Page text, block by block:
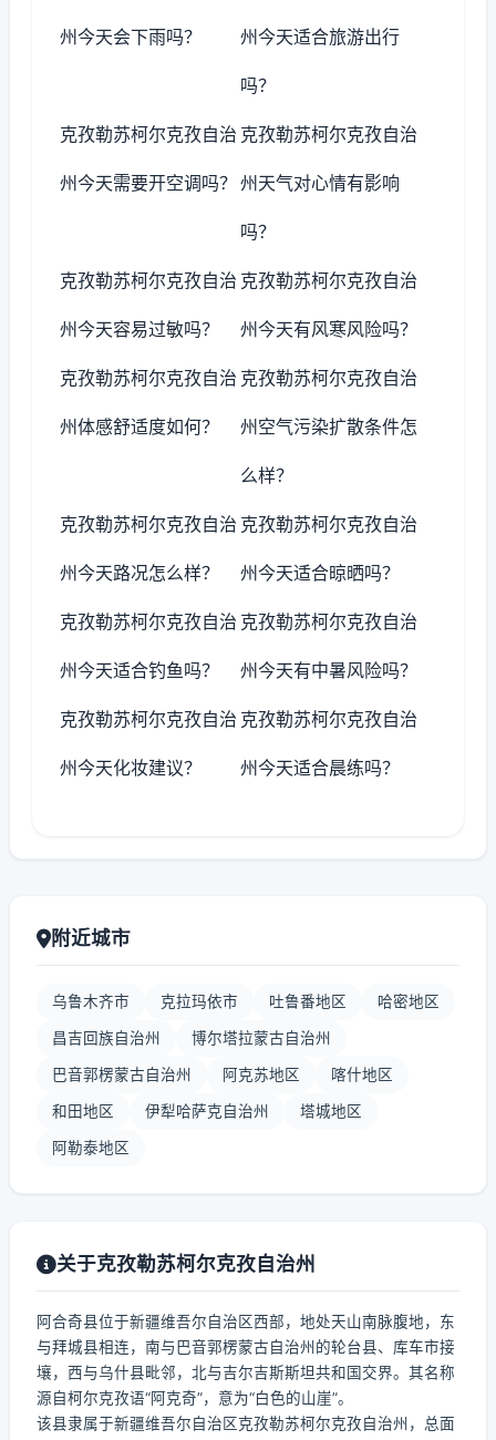
州今天会下雨吗？ 州今天适合旅游出行
吗？
克孜勒苏柯尔克孜自治
州今天需要开空调吗？
克孜勒苏柯尔克孜自治
州天气对心情有影响
吗？
克孜勒苏柯尔克孜自治
州今天容易过敏吗？
克孜勒苏柯尔克孜自治
州今天有风寒风险吗？
克孜勒苏柯尔克孜自治
州体感舒适度如何？
克孜勒苏柯尔克孜自治
州空气污染扩散条件怎
么样？
克孜勒苏柯尔克孜自治
州今天路况怎么样？
克孜勒苏柯尔克孜自治
州今天适合晾晒吗？
克孜勒苏柯尔克孜自治
州今天适合钓鱼吗？
克孜勒苏柯尔克孜自治
州今天有中暑风险吗？
克孜勒苏柯尔克孜自治
州今天化妆建议？
克孜勒苏柯尔克孜自治
州今天适合晨练吗？
附近城市
乌鲁木齐市 克拉玛依市 吐鲁番地区 哈密地区
昌吉回族自治州 博尔塔拉蒙古自治州
巴音郭楞蒙古自治州 阿克苏地区 喀什地区
和田地区 伊犁哈萨克自治州 塔城地区
阿勒泰地区
关于克孜勒苏柯尔克孜自治州
阿合奇县位于新疆维吾尔自治区西部，地处天山南脉腹地，东
与拜城县相连，南与巴音郭楞蒙古自治州的轮台县、库车市接
壤，西与乌什县毗邻，北与吉尔吉斯斯坦共和国交界。其名称
源自柯尔克孜语“阿克奇”，意为“白色的山崖”。
该县隶属于新疆维吾尔自治区克孜勒苏柯尔克孜自治州，总面